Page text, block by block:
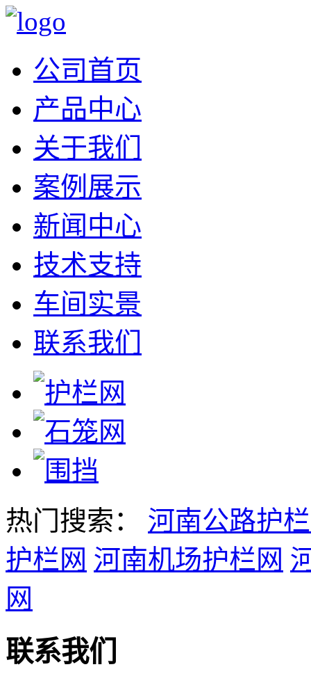
公司首页
产品中心
关于我们
案例展示
新闻中心
技术支持
车间实景
联系我们
热门搜索： 河南公路护
护栏网 河南机场护栏网
网
联系我们